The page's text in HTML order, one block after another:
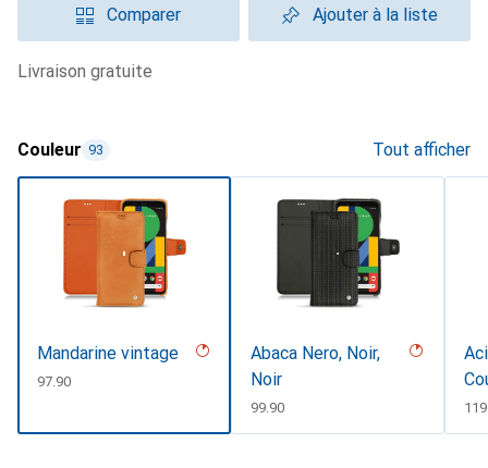
Comparer Ajouter à la liste
livraison gratuite
Couleur 93 Tout afficher
Mandarine vintage
CHF
97.90
Abaca Nero, Noir,
Noir
CHF
99.90